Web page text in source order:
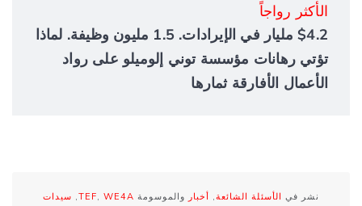
الأكثر رواجاً
$4.2 مليار في الإيرادات. 1.5 مليون وظيفة. لماذا
تؤتي رهانات مؤسسة توني إلوميلو على رواد
الأعمال الأفارقة ثمارها
نشر في الأسئلة الشائعة أخبار والموسومة TEF WE4A
سيدات